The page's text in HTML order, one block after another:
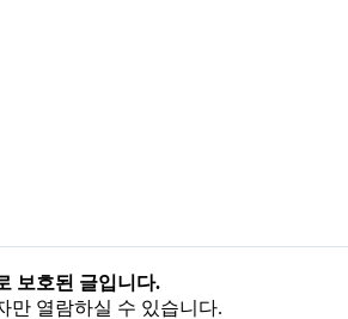
보호된 글입니다.
만 열람하실 수 있습니다.